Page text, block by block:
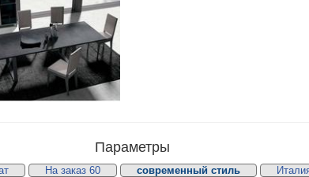
Параметры
На заказ 60 современный стиль